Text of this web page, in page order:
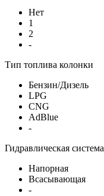
Нет
1
2
-
Тип топлива колонки
Бензин/Дизель
LPG
CNG
AdBlue
-
Гидравлическая система
Напорная
Всасывающая
-